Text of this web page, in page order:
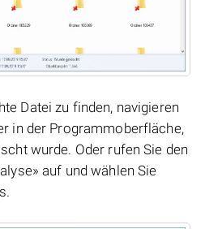
Datei zu finden, navigieren
in der Programmoberfläche,
wurde. Oder rufen Sie den
auf und wählen Sie